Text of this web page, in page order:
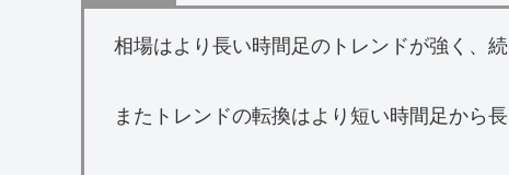
相場はより長い時間足のトレンドが強く、続
またトレンドの転換はより短い時間足から